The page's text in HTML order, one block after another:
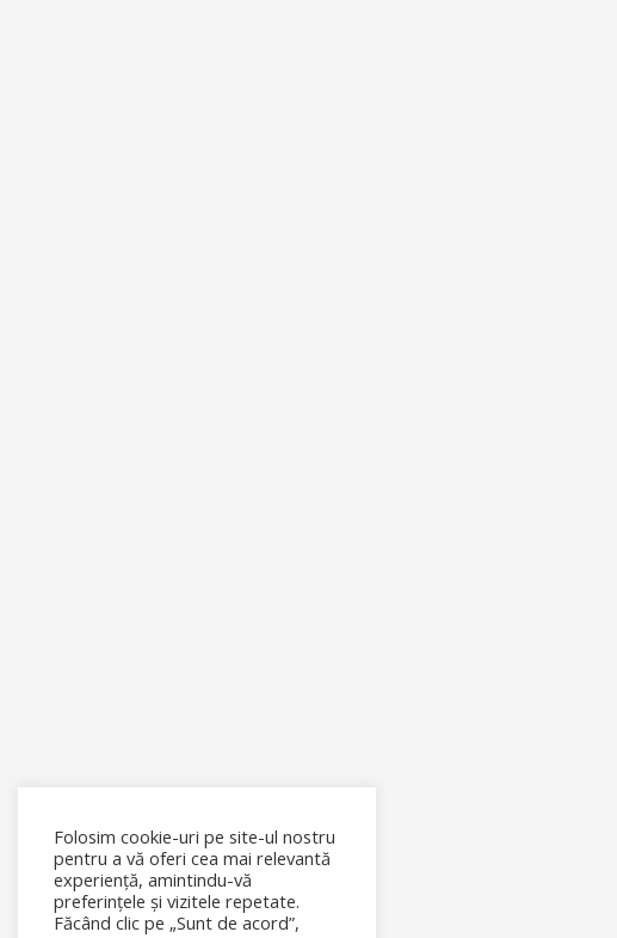
Folosim cookie-uri pe site-ul nostru
pentru a vă oferi cea mai relevantă
experiență, amintindu-vă
preferințele și vizitele repetate.
Făcând clic pe „Sunt de acord”,